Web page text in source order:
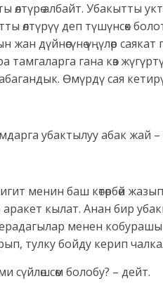
өлтүрө албайт. Убакытты
өлтүрүү деп түшүнсөк
дүйнөсүнө үңүлөр
тамгаларга гана көз
Өмүрдү сая
убактылуу абак жай –
менин баш көтөрбөй
кылат. Анан бир
менен кобурашып
тулку бойду керип
сүйлөшсөм болобу? – дейт.